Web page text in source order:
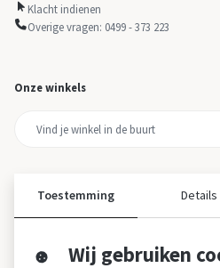
Klacht indienen
Overige vragen: 0499 - 373 223
Onze winkels
Toestemming Details
Wij gebruiken